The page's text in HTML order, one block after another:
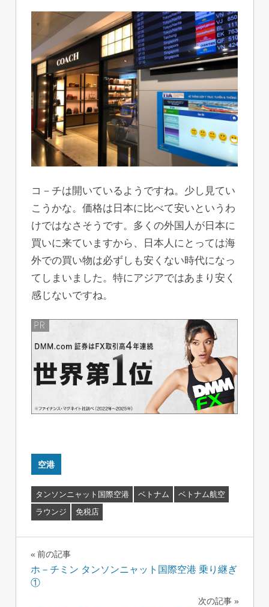
コ－チは開いているようですね。少し見てい
こうかな。価格は日本に比べて安いというわ
けではなさそうです。多くの外国人が日本に
買いに来ていますから、日本人にとっては海
外での買い物は必ずしも安くない時代になっ
てしまいました。特にアジアではあまり安く
感じないですね。
空港
タンソンニャット国際空港 ベトナム
ベトナム航空
ラウンジ
免税店
投
稿
前の記事
ホ－チミン タンソンニャット国際空港 乗り継ぎ
①
次の記事